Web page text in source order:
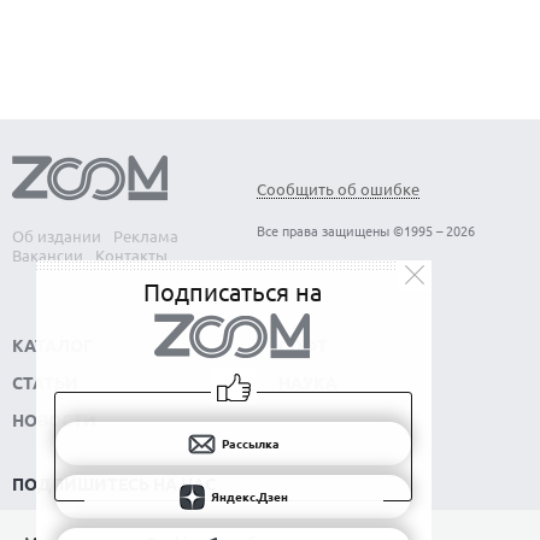
Об издании
Реклама
Вакансии
Контакты
Сообщить об ошибке
Все права защищены ©1995 – 2026
КАТАЛОГ
СТАТЬИ
НОВОСТИ
СОФТ
ПОДПИШИТЕСЬ НА НАС
РАССЫЛКА
Подписаться на
Рассылка
Яндекс.Дзен